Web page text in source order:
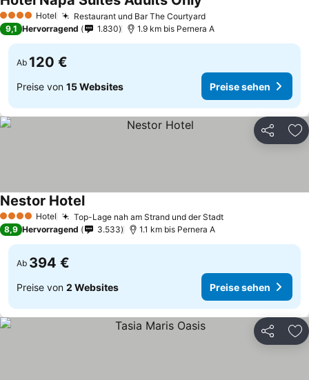
4 Sterne Hotel Restaurant und Bar The Courtyard
9,1 Hervorragend 1.830 1.9 km bis Pernera A
Ab 120 €
Preise von 15 Websites Preise sehen
Teilen
4 Sterne Hotel Top-Lage nah am Strand und der Stadt
Nestor Hotel
8,9 Hervorragend 3.533 1.1 km bis Pernera A
Ab 394 €
Preise von 2 Websites Preise sehen
Teilen